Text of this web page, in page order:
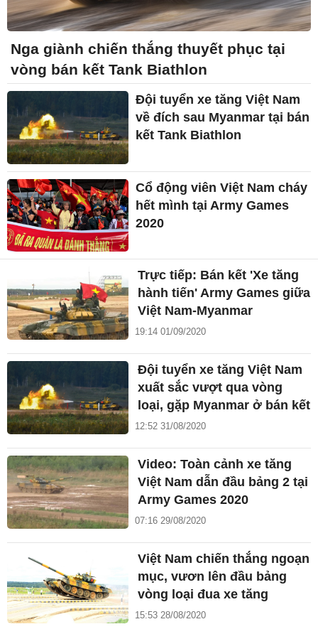
Nga giành chiến thắng thuyết phục tại
vòng bán kết Tank Biathlon
Đội tuyển xe tăng Việt Nam
về đích sau Myanmar tại bán
kết Tank Biathlon
Cổ động viên Việt Nam cháy
hết mình tại Army Games
2020
Trực tiếp: Bán kết 'Xe tăng
hành tiến' Army Games giữa
Việt Nam-Myanmar
19:14 01/09/2020
Đội tuyển xe tăng Việt Nam
xuất sắc vượt qua vòng
loại, gặp Myanmar ở bán kết
12:52 31/08/2020
Video: Toàn cảnh xe tăng
Việt Nam dẫn đầu bảng 2 tại
Army Games 2020
07:16 29/08/2020
Việt Nam chiến thắng ngoạn
mục, vươn lên đầu bảng
vòng loại đua xe tăng
15:53 28/08/2020